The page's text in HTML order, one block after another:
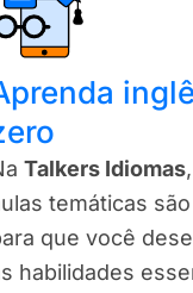
Talkers Idiomas
temáticas
que você
habilidades